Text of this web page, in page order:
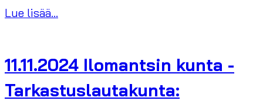
Lue lisää...
11.11.2024 Ilomantsin kunta -
Tarkastuslautakunta: